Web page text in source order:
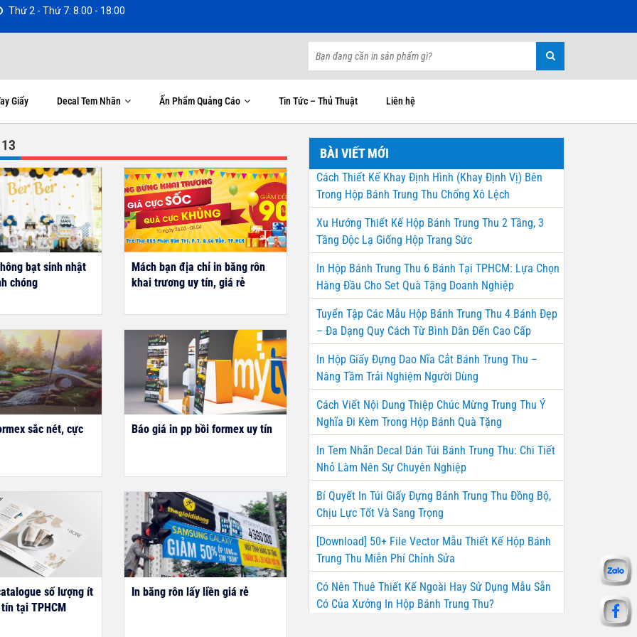
Thứ 2 - Thứ 7: 8:00 - 18:00
Giấy Decal Tem Nhãn Ấn Phẩm Quảng Cáo Tin Tức – Thủ Thuật Liên hệ
bạt sinh nhật
chóng
Mách bạn địa chỉ in băng rôn
khai trương uy tín, giá rẻ
sắc nét, cực Báo giá in pp bồi formex uy tín
số lượng ít
tại TPHCM
In băng rôn lấy liền giá rẻ
BÀI VIẾT MỚI
Cách Thiết Kế Khay Định Hình (Khay Định Vị) Bên
Trong Hộp Bánh Trung Thu Chống Xô Lệch
Xu Hướng Thiết Kế Hộp Bánh Trung Thu 2 Tầng, 3
Tầng Độc Lạ Giống Hộp Trang Sức
In Hộp Bánh Trung Thu 6 Bánh Tại TPHCM: Lựa Chọn
Hàng Đầu Cho Set Quà Tặng Doanh Nghiệp
Tuyển Tập Các Mẫu Hộp Bánh Trung Thu 4 Bánh Đẹp
– Đa Dạng Quy Cách Từ Bình Dân Đến Cao Cấp
In Hộp Giấy Đựng Dao Nĩa Cắt Bánh Trung Thu –
Nâng Tầm Trải Nghiệm Người Dùng
Cách Viết Nội Dung Thiệp Chúc Mừng Trung Thu Ý
Nghĩa Đi Kèm Trong Hộp Bánh Quà Tặng
In Tem Nhãn Decal Dán Túi Bánh Trung Thu: Chi Tiết
Nhỏ Làm Nên Sự Chuyên Nghiệp
Bí Quyết In Túi Giấy Đựng Bánh Trung Thu Đồng Bộ,
Chịu Lực Tốt Và Sang Trọng
[Download] 50+ File Vector Mẫu Thiết Kế Hộp Bánh
Trung Thu Miễn Phí Chỉnh Sửa
Có Nên Thuê Thiết Kế Ngoài Hay Sử Dụng Mẫu Sẵn
Có Của Xưởng In Hộp Bánh Trung Thu?